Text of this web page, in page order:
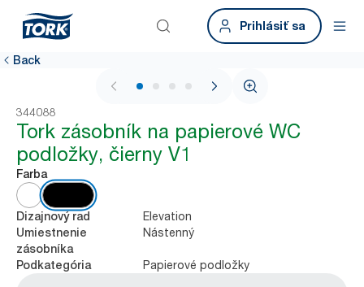
Prihlásiť sa
Back
1 / 4
344088
Tork zásobník na papierové WC
podložky, čierny V1
Farba
Dizajnový rad Elevation
Umiestnenie
zásobníka
Nástenný
Podkategória Papierové podložky